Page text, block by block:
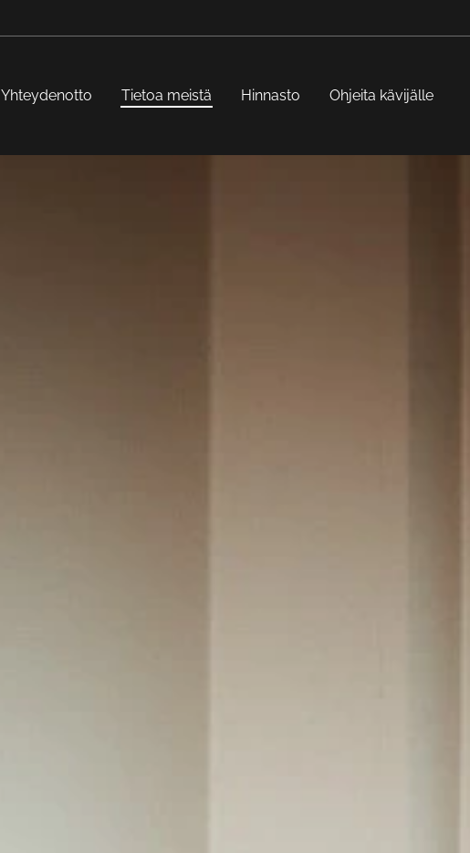
Yhteydenotto Tietoa meistä Hinnasto Ohjeita kävijälle